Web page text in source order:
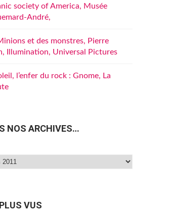
society of America, Musée
André,
et des monstres, Pierre
Illumination, Universal Pictures
l’enfer du rock : Gnome, La
NOS ARCHIVES…
VUS